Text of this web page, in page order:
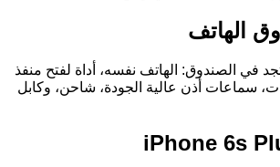
الهاتف
في الصندوق: الهاتف نفسه، أداة لفتح منفذ
سماعات أذن عالية الجودة، شاحن، وكابل